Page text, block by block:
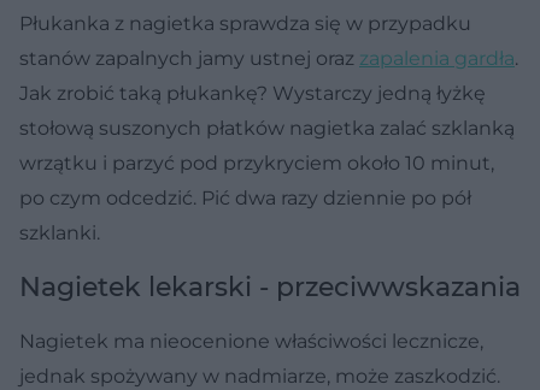
Płukanka z nagietka sprawdza się w przypadku
stanów zapalnych jamy ustnej oraz zapalenia gardła.
Jak zrobić taką płukankę? Wystarczy jedną łyżkę
stołową suszonych płatków nagietka zalać szklanką
wrzątku i parzyć pod przykryciem około 10 minut,
po czym odcedzić. Pić dwa razy dziennie po pół
szklanki.
Nagietek lekarski - przeciwwskazania
Nagietek ma nieocenione właściwości lecznicze,
jednak spożywany w nadmiarze, może zaszkodzić.